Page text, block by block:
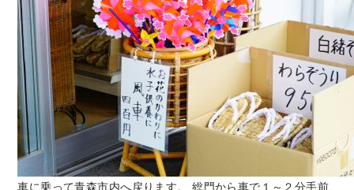
車に乗って青森市内へ戻ります。 総門から車で１～２分手前